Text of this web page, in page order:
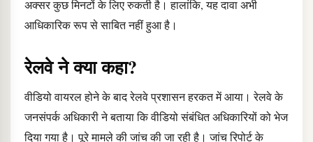
अक्सर कुछ मिनटों के लिए रुकती है। हालांकि, यह दावा अभी
आधिकारिक रूप से साबित नहीं हुआ है।
रेलवे ने क्या कहा?
वीडियो वायरल होने के बाद रेलवे प्रशासन हरकत में आया। रेलवे के
जनसंपर्क अधिकारी ने बताया कि वीडियो संबंधित अधिकारियों को भेज
दिया गया है। पूरे मामले की जांच की जा रही है। जांच रिपोर्ट के